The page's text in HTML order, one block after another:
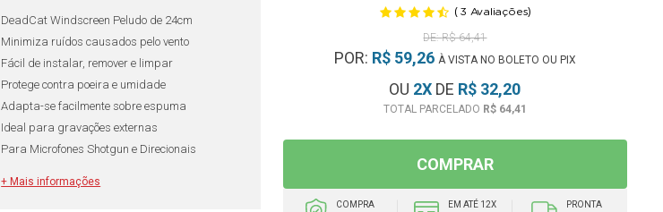
DeadCat Windscreen Peludo de 24cm
Minimiza ruídos causados pelo vento
Fácil de instalar, remover e limpar
Protege contra poeira e umidade
Adapta-se facilmente sobre espuma
Ideal para gravações externas
Para Microfones Shotgun e Direcionais
+ Mais informações
( 3 Avaliações)
R$ 64,41
POR: R$ 59,26 À VISTA NO BOLETO OU PIX
OU 2X DE R$ 32,20
R$ 64,41
COMPRAR
COMPRA
EM ATÉ 12X
PRONTA